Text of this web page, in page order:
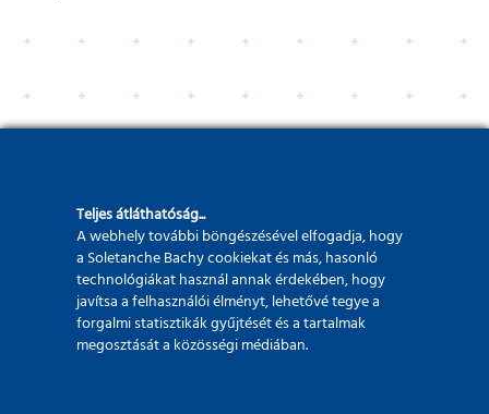
MÁV Start Zrt.
Teljes átláthatóság...
A webhely további böngészésével elfogadja, hogy
a Soletanche Bachy cookiekat és más, hasonló
technológiákat használ annak érdekében, hogy
javítsa a felhasználói élményt, lehetővé tegye a
forgalmi statisztikák gyűjtését és a tartalmak
megosztását a közösségi médiában.